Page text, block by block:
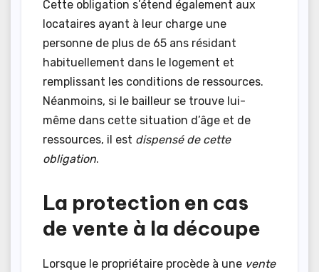
Cette obligation s’étend également aux
locataires ayant à leur charge une
personne de plus de 65 ans résidant
habituellement dans le logement et
remplissant les conditions de ressources.
Néanmoins, si le bailleur se trouve lui-
même dans cette situation d’âge et de
ressources, il est dispensé de cette
obligation.
La protection en cas
de vente à la découpe
Lorsque le propriétaire procède à une vente